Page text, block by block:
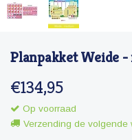
Planpakket Weide -
€134,95
Op voorraad
Verzending de volgende